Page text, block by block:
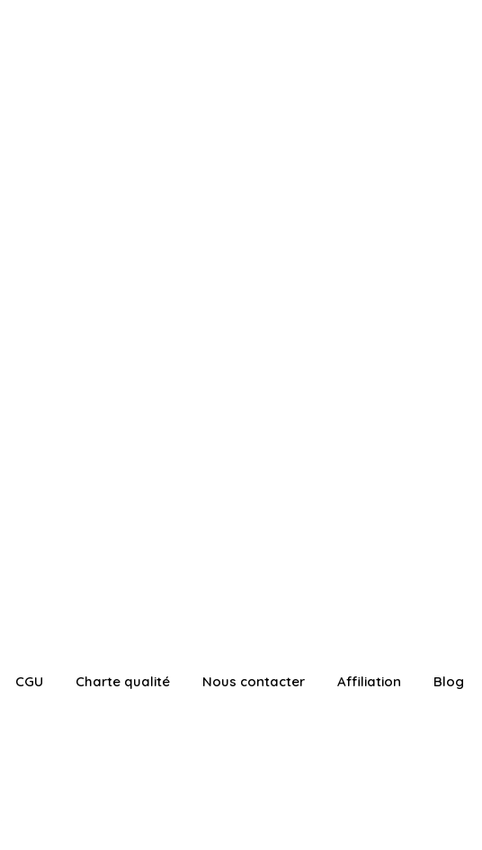
CGU Charte qualité Nous contacter Affiliation Blog